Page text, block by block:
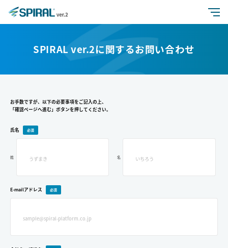
特長
活用シーン
機能
価格
セキュリティ
よくある質問
開発者向け
SPIRAL ver.2に関するお問い合わせ
お手数ですが、以下の必要事項をご記入の上、
「確認ページへ進む」ボタンを押してください。
氏名
姓 名
E-mailアドレス